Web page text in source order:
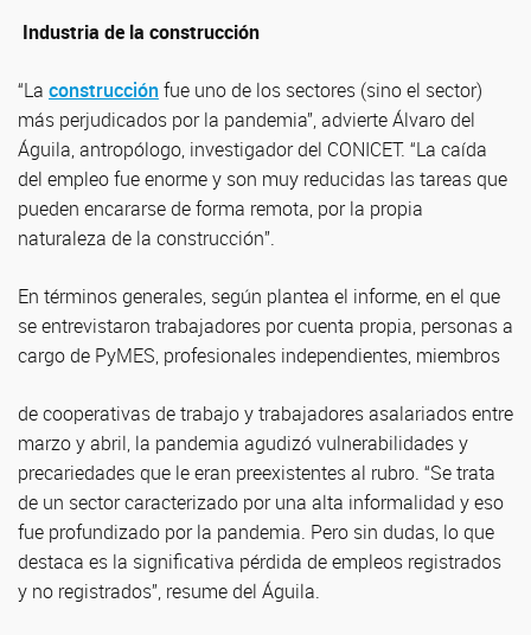
Industria de la construcción
“La construcciónfue uno de los sectores (sino el sector)
más perjudicados por la pandemia”, advierte Álvaro del
Águila, antropólogo, investigador del CONICET. “La caída
del empleo fue enorme y son muy reducidas las tareas que
pueden encararse de forma remota, por la propia
naturaleza de la construcción”.
En términos generales, según plantea el informe, en el que
se entrevistaron trabajadores por cuenta propia, personas a
cargo de PyMES, profesionales independientes, miembros
de cooperativas de trabajo y trabajadores asalariados entre
marzo y abril, la pandemia agudizó vulnerabilidades y
precariedades que le eran preexistentes al rubro. “Se trata
de un sector caracterizado por una alta informalidad y eso
fue profundizado por la pandemia. Pero sin dudas, lo que
destaca es la significativa pérdida de empleos registrados
y no registrados”, resume del Águila.